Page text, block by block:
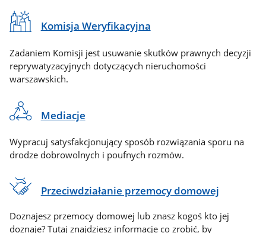
Komisja Weryfikacyjna
Zadaniem Komisji jest usuwanie skutków prawnych decyzji
reprywatyzacyjnych dotyczących nieruchomości
warszawskich.
Mediacje
Wypracuj satysfakcjonujący sposób rozwiązania sporu na
drodze dobrowolnych i poufnych rozmów.
Przeciwdziałanie przemocy domowej
Doznajesz przemocy domowej lub znasz kogoś kto jej
doznaje? Tutaj znajdziesz informacje co zrobić, by